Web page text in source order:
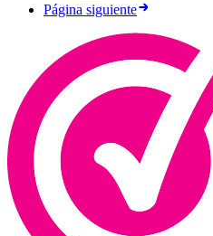
Página siguiente